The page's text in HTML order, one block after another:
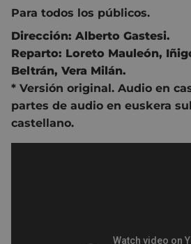
Para todos los públicos.
Dirección: Alberto Gastesi.
Reparto: Loreto Mauleón,
Beltrán, Vera Milán.
* Versión original. Audio en
partes de audio en euskera
castellano.